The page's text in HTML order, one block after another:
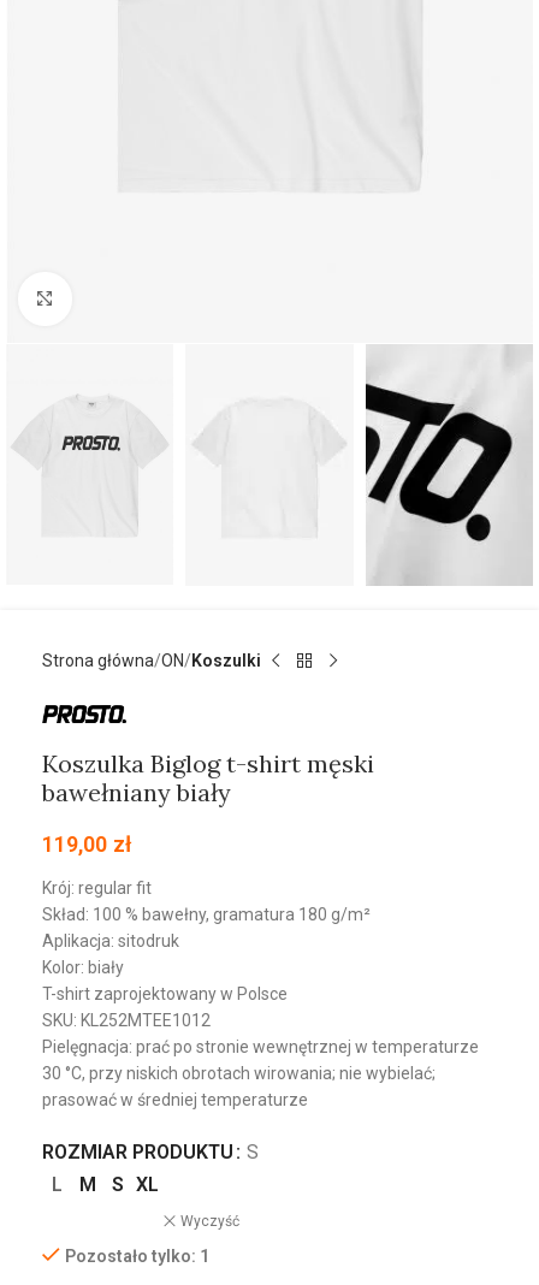
Strona główna ON Koszulki
Koszulka Biglog t-shirt męski
bawełniany biały
119,00 zł
Krój: regular fit
Skład: 100 % bawełny, gramatura 180 g/m²
Aplikacja: sitodruk
Kolor: biały
T-shirt zaprojektowany w Polsce
SKU: KL252MTEE1012
Pielęgnacja: prać po stronie wewnętrznej w temperaturze
30 °C, przy niskich obrotach wirowania; nie wybielać;
prasować w średniej temperaturze
ROZMIAR PRODUKTU
S
L
M S XL
Wyczyść
Pozostało tylko: 1